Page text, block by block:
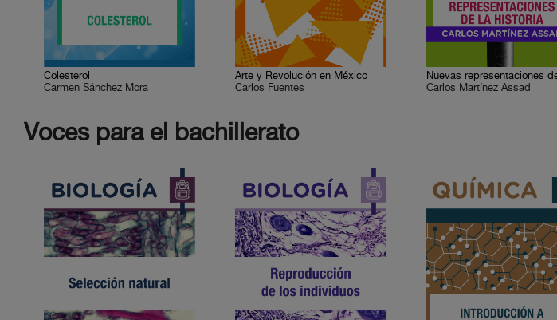
Colesterol
Carmen Sánchez Mora
Arte y Revolución en México
Carlos Fuentes
Carlos Martínez Assad
Voces para el bachillerato